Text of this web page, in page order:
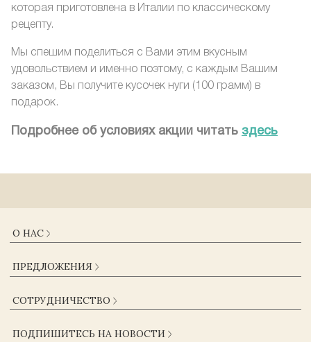
которая приготовлена в Италии по классическому
рецепту.
Мы спешим поделиться с Вами этим вкусным
удовольствием и именно поэтому, с каждым Вашим
заказом, Вы получите кусочек нуги (100 грамм) в
подарок.
Подробнее об условиях акции читать здесь
О НАС
ДОСТАВКА И ОПЛАТА
ЖУРНАЛ
ПРЕДЛОЖЕНИЯ
СОТРУДНИЧЕСТВО
ПОСТАВЩИКАМ
ПОДПИШИТЕСЬ НА НОВОСТИ